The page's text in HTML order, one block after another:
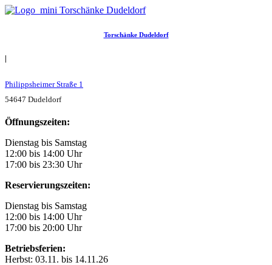
Torschänke Dudeldorf
|
Philippsheimer Straße 1
54647 Dudeldorf
Öffnungszeiten:
Dienstag bis Samstag
12:00 bis 14:00 Uhr
17:00 bis 23:30 Uhr
Reservierungszeiten:
Dienstag bis Samstag
12:00 bis 14:00 Uhr
17:00 bis 20:00 Uhr
Betriebsferien:
Herbst: 03.11. bis 14.11.26